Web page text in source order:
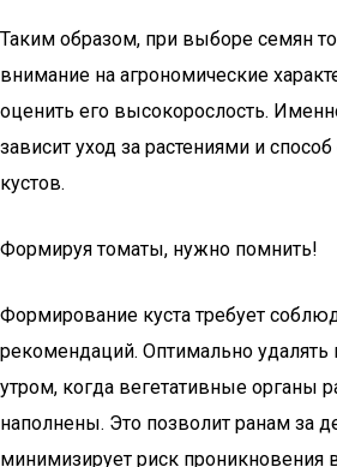
Таким образом, при выборе семян
внимание на агрономические
оценить его высокорослость.
зависит уход за растениями и
кустов.
Формируя томаты, нужно помнить!
Формирование куста требует
рекомендаций. Оптимально удалять
утром, когда вегетативные органы
наполнены. Это позволит ранам за
минимизирует риск проникновения